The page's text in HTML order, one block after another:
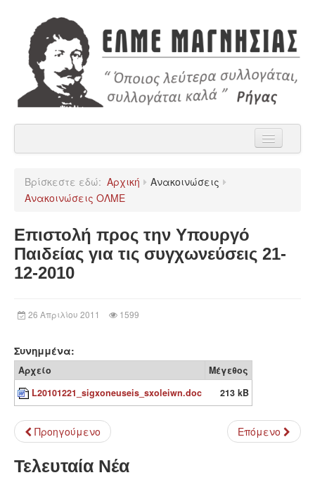
Η ΕΛΜΕ Μαγνησίας
Χρήσιμα
Παρατάξεις
Βρίσκεστε εδώ: Αρχική
Ανακοινώσεις
Ανακοινώσεις ΟΛΜΕ
Επιστολή προς την Υπουργό
Παιδείας για τις συγχωνεύσεις 21-
12-2010
26 Απριλίου 2011 1599
Συνημμένα:
Αρχείο
Μέγεθος
L20101221_sigxoneuseis_sxoleiwn.doc
213 kB
Προηγούμενο Επόμενο
Τελευταία Νέα